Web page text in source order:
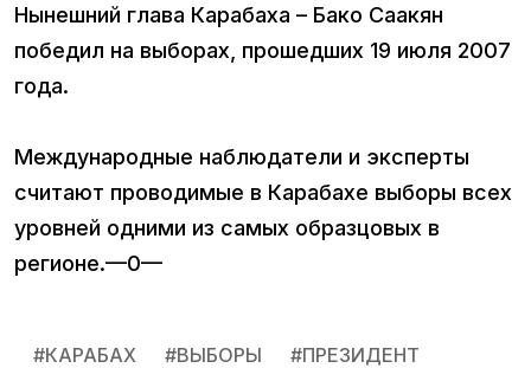
Нынешний глава Карабаха – Бако Саакян
победил на выборах, прошедших 19 июля 2007
года.
Международные наблюдатели и эксперты
считают проводимые в Карабахе выборы всех
уровней одними из самых образцовых в
регионе.—0—
#КАРАБАХ #ВЫБОРЫ #ПРЕЗИДЕНТ